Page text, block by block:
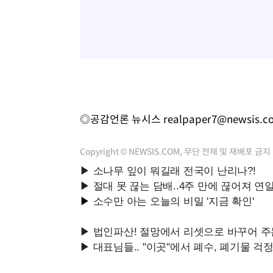
◎공감언론 뉴시스
Copyright © NEWSIS.COM, 무단 전재 및 재배포 금지